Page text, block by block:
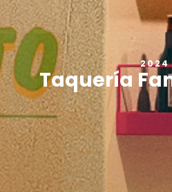
2024
Taquería